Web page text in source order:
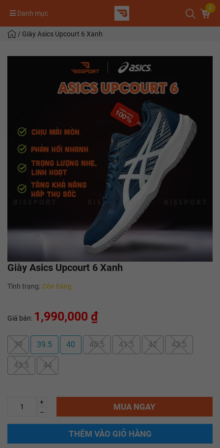
Danh mục
0
/ Giày Asics Upcourt 6 Xanh
Giày Asics Upcourt 6 Xanh
Tình trạng: Còn hàng
Giá bán: 1,990,000 ₫
39 39.5 40 40.5 41.5 42 42.5
43.5 44
+
–
MUA NGAY
THÊM VÀO GIỎ HÀNG